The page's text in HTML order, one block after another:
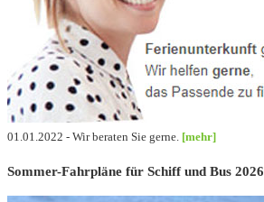
01.01.2022 - Wir beraten Sie gerne. [mehr]
Sommer-Fahrpläne für Schiff und Bus 2026